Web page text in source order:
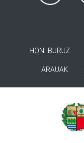
HONI BURUZ
ARAUAK